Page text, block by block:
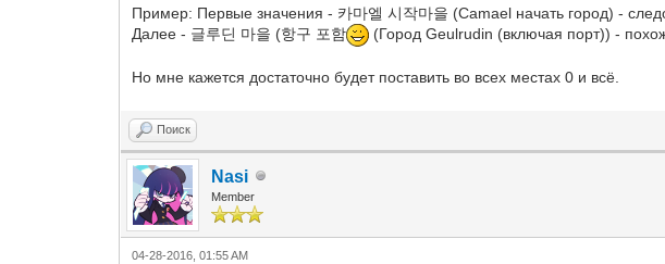
EventID_13=22215020
MaxParticle_13=100
MaxParticle_14=100
EventID_15=23205020
MaxParticle_15=100
;їлАЗ °и°о
EventID_16=23215020
MaxParticle_16=100
;јц»уµµЅГ ЗПАМіЧЅє
EventID_4=19215020
MaxParticle_4=100
EventID_5=19255020
EventID_6=20175020
MaxParticle_6=100
;다크엘프 시작 마을
EventID_7=20185020
MaxParticle_7=100
;디온 성 마을
EventID_8=20225020
Пример: Первые значения - 카마엘 시작마을 (Camael начать город) -
Далее - 글루딘 마을 (항구 포함
(Город Geulrudin (включая порт)) -
Но мне кажется достаточно будет поставить во всех местах 0 и всё.
Поиск
Nasi
Member
04-28-2016, 01:55 AM